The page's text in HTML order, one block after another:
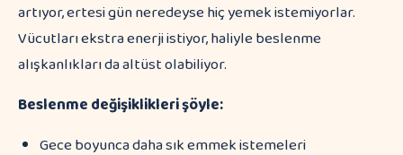
artıyor, ertesi gün neredeyse hiç yemek istemiyorlar.
Vücutları ekstra enerji istiyor, haliyle beslenme
alışkanlıkları da altüst olabiliyor.
Beslenme değişiklikleri şöyle:
Gece boyunca daha sık emmek istemeleri